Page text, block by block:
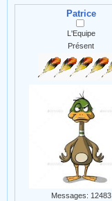
Patrice
L'Equipe
Présent
Messages: 12483